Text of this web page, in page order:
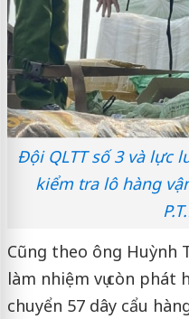
Đội QLTT số 3 và lực
kiểm tra lô hàng
Cũng theo ông Huỳnh
làm nhiệm vụ còn phát
chuyển 57 dây cẩu